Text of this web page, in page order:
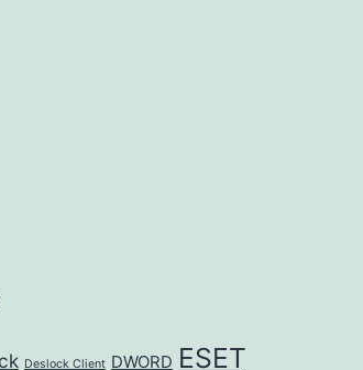
Deslock Client DWORD ESET